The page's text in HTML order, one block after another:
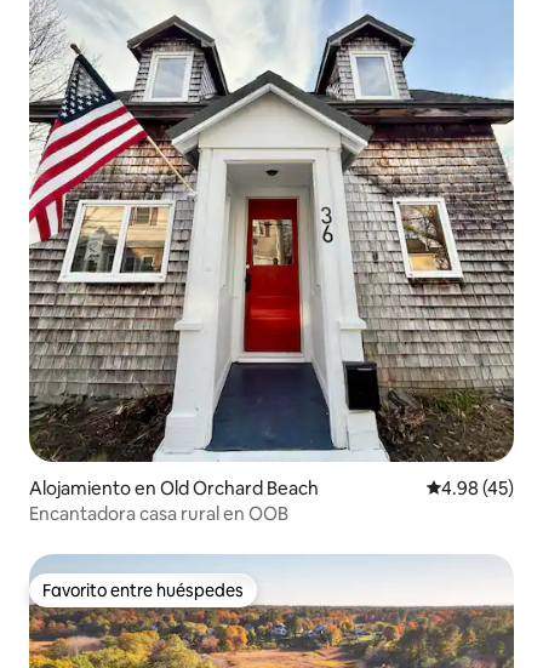
Alojamiento en Old Orchard Beach Calificación
4.98 (45)
Encantadora casa rural en OOB
Favorito entre huéspedes
Favorito entre huéspedes